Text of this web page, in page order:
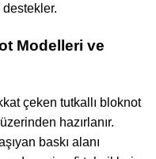
Modelleri ve
çeken tutkallı bloknot
hazırlanır.
baskı alanı